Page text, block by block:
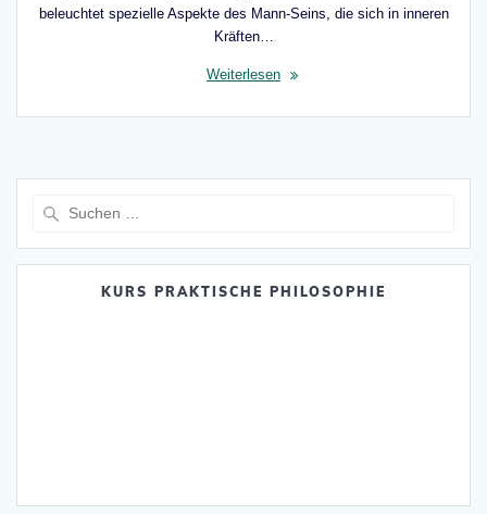
beleuchtet spezielle Aspekte des Mann-Seins, die sich in inneren
Kräften…
Weiterlesen
KURS PRAKTISCHE PHILOSOPHIE